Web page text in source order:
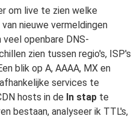
om live te zien welke
nieuwe vermeldingen
openbare DNS-
zien tussen regio's, ISP's
blik op A, AAAA, MX en
services te
hosts in de In stap te
bestaan, analyseer ik TTL's,